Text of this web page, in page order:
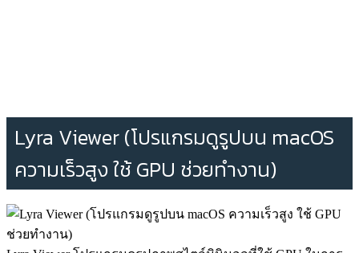
Lyra Viewer (โปรแกรมดูรูปบน macOS
ความเร็วสูง ใช้ GPU ช่วยทำงาน)